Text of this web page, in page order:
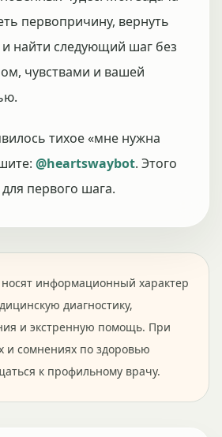
первопричину, вернуть
и найти следующий шаг без
чувствами и вашей
тихое «мне нужна
@heartswaybot. Этого
первого шага.
информационный характер
диагностику,
и экстренную помощь. При
и сомнениях по здоровью
к профильному врачу.